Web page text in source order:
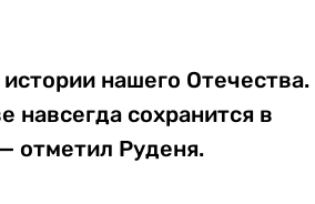
нашего Отечества.
навсегда сохранится в
отметил Руденя.